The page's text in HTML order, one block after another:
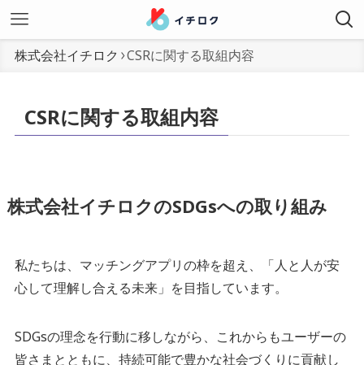
株式会社イチロク CSRに関する取組内容
CSRに関する取組内容
株式会社イチロクのSDGsへの取り組み
私たちは、マッチングアプリの枠を超え、「人と人が安
心して理解し合える未来」を目指しています。
SDGsの理念を行動に移しながら、これからもユーザーの
皆さまとともに、持続可能で豊かな社会づくりに貢献し